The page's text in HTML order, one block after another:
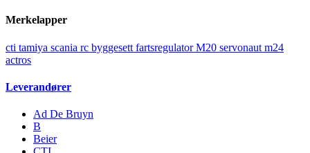
Merkelapper
cti tamiya scania rc byggesett fartsregulatorM20 servonaut m24
actros
Leverandører
Ad De Bruyn
B
Beier